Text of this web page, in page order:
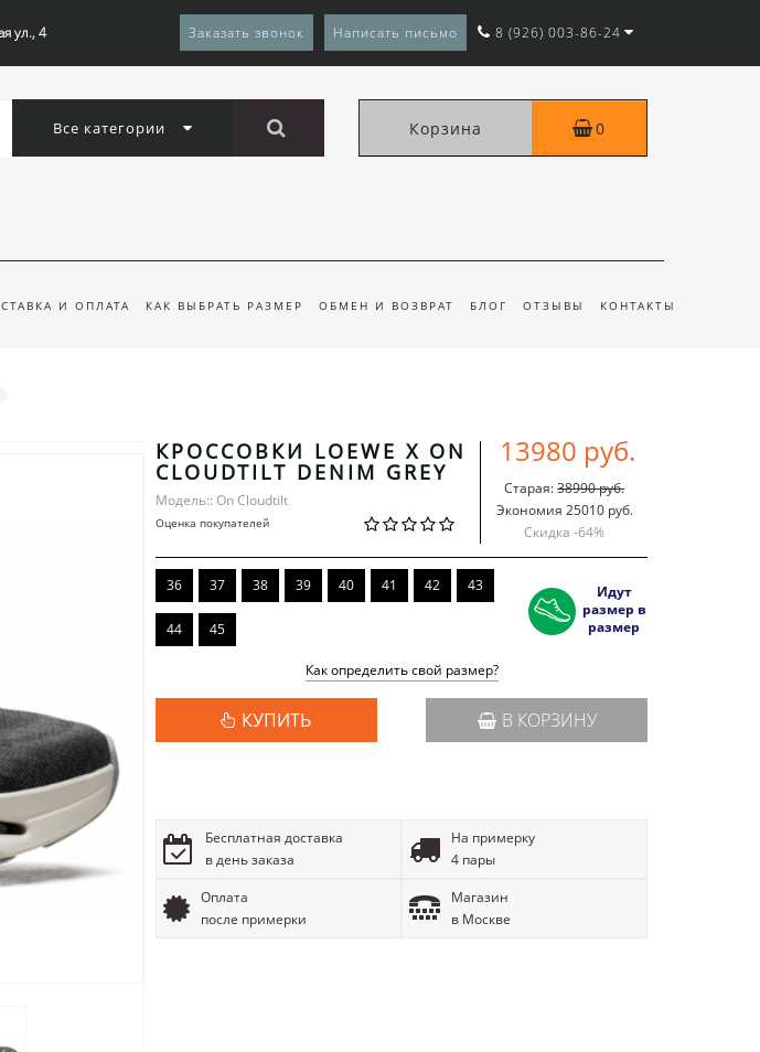
ул., 4 Заказать звонок Написать письмо 8 (926) 003-86-24
Все категории Корзина 0
И ОПЛАТА КАК ВЫБРАТЬ РАЗМЕР ОБМЕН И ВОЗВРАТ БЛОГ ОТЗЫВЫ КОНТАКТЫ
КРОССОВКИ LOEWE X ON
CLOUDTILT DENIM GREY
Модель:: On Cloudtilt
Оценка покупателей
13980 руб.
Старая:38990 руб.
Экономия 25010 руб.
Скидка -64%
36 37 38 39 40 41 42 43
44 45
Идут
размер в
размер
Как определить свой размер?
КУПИТЬ В КОРЗИНУ
Бесплатная доставка
в день заказа
На примерку
4 пары
Оплата
после примерки
Магазин
в Москве